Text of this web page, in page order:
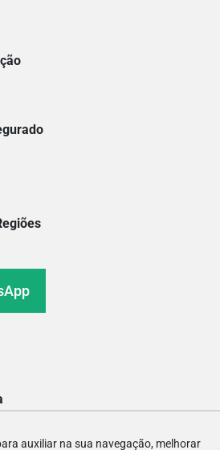
auxiliar na sua navegação, melhorar